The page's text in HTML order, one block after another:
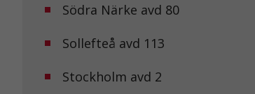
Södra Närke avd 80
Sollefteå avd 113
Stockholm avd 2